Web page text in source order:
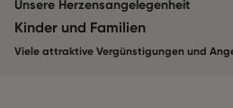
Unsere Herzensangelegenheit
Kinder und Familien
Viele attraktive Vergünstigungen und